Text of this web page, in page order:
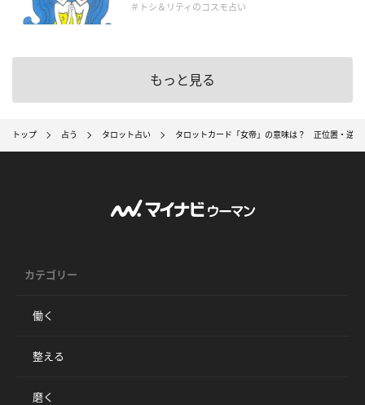
＃トシ＆リティのコスモ占い
もっと見る
トップ 占う タロット占い タロットカード「女帝」の意味は？ 正位置・逆位
カテゴリー
働く
整える
磨く